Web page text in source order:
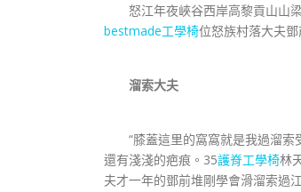
怒江年夜峽谷西岸高黎貢山山梁
bestmade工學椅位怒族村落大夫
溜索大夫
“膝蓋這里的窩窩就是我過溜索
還有淺淺的疤痕。35護脊工學椅林
夫才一年的鄧前堆剛學會滑溜索過